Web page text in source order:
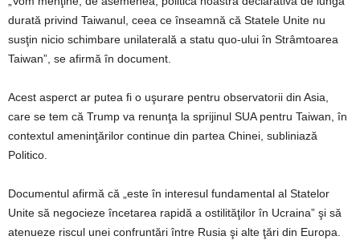
durată privind Taiwanul, ceea ce înseamnă că Statele Unite nu
susţin nicio schimbare unilaterală a statu quo-ului în Strâmtoarea
Taiwan”, se afirmă în document.
Acest asperct ar putea fi o uşurare pentru observatorii din Asia,
care se tem că Trump va renunţa la sprijinul SUA pentru Taiwan, în
contextul ameninţărilor continue din partea Chinei, subliniază
Politico.
Documentul afirmă că „este în interesul fundamental al Statelor
Unite să negocieze încetarea rapidă a ostilităţilor în Ucraina” şi să
atenueze riscul unei confruntări între Rusia şi alte ţări din Europa.